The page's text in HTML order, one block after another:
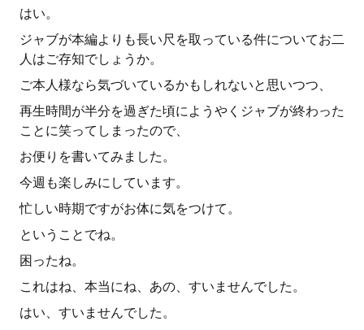
はい。
ジャブが本編よりも長い尺を取っている件についてお二
人はご存知でしょうか。
ご本人様なら気づいているかもしれないと思いつつ、
再生時間が半分を過ぎた頃にようやくジャブが終わった
ことに笑ってしまったので、
お便りを書いてみました。
今週も楽しみにしています。
忙しい時期ですがお体に気をつけて。
ということでね。
困ったね。
これはね、本当にね、あの、すいませんでした。
はい、すいませんでした。